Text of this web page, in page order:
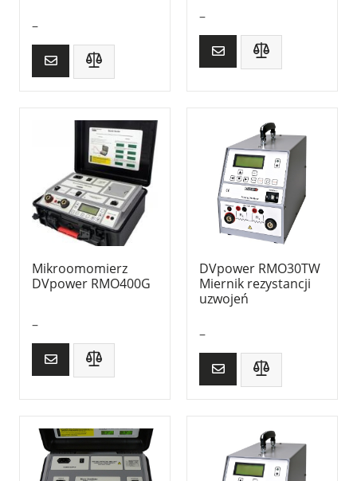
–
–
Mikroomomierz
DVpower RMO400G
–
DVpower RMO30TW
Miernik rezystancji
uzwojeń
–